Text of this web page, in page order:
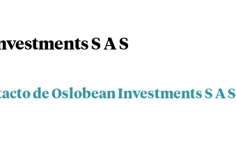
S A S
de Oslobean Investments S A S